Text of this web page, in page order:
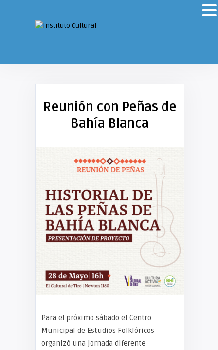
Reunión con Peñas de
Bahía Blanca
Para el próximo sábado el Centro
Municipal de Estudios Folklóricos
organizó una jornada diferente